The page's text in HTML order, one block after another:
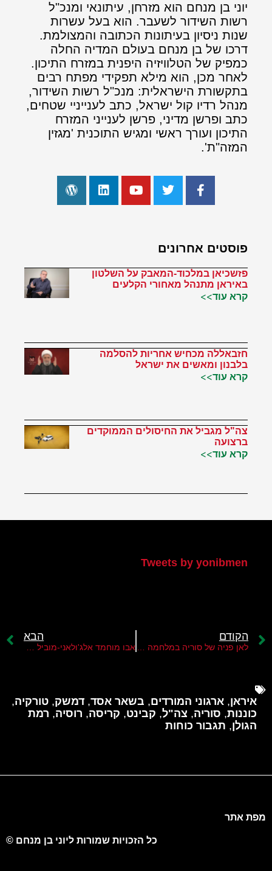
יוני בן מנחם הוא מזרחן, עיתונאי ומנכ"ל
רשות השידור לשעבר. הוא בעל עשרות
שנות ניסיון בעיתונות הכתובה והמצולמת.
דרכו של בן מנחם בעולם המדיה החלה
כמפיק של הטלוויזיה היפנית במזרח התיכון.
לאחר מכן, הוא מילא תפקידי מפתח רבים
בתקשורת הישראלית: מנכ"ל רשות השידור,
מנהל רדיו קול ישראל, כתב לענייניי שטחים,
כתב ופרשן מדיני, פרשן לענייני המזרח
התיכון ועורך ראשי ומגיש התוכנית 'מגזין
המזה"ת'.
פוסטים אחרונים
פזשכיאן במלכוד-המאבק על השלטון
באיראן מתנהל מאחורי הקלעים
קרא עוד>>
חזבאללה מכחיש אחריות להסלמה
בלבנון ומאשים את ישראל
קרא עוד>>
צה"ל מגביל את החיסולים הממוקדים
ברצועה
קרא עוד>>
Tweets by yonibmen
הקודם
לאן פניה של סוריה במלחמה הנוכחית?
הבא
אבו מוחמד אלג'ולאני-מוביל המרד בסוריה
איראן, ארגוני המורדים, בשאר אסד, דמשק, טורקיה,
כוננות, סוריה, צה"ל, קבינט, קריסה, רוסיה, רמת
הגולן, תגבור כוחות
מפת אתר
כל הזכויות שמורות ליוני בן מנחם ©